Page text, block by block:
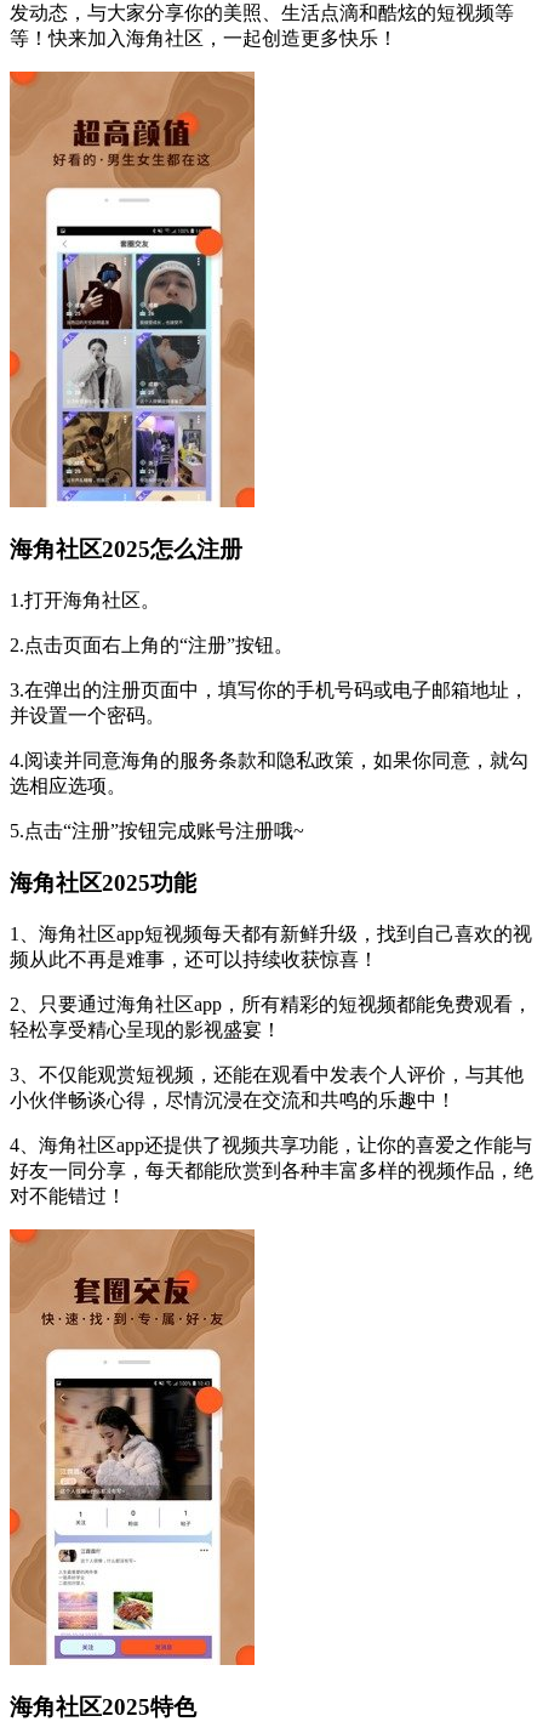
发动态，与大家分享你的美照、生活点滴和酷炫的短视频等
等！快来加入海角社区，一起创造更多快乐！
海角社区2025怎么注册
1.打开海角社区。
2.点击页面右上角的“注册”按钮。
3.在弹出的注册页面中，填写你的手机号码或电子邮箱地址，
并设置一个密码。
4.阅读并同意海角的服务条款和隐私政策，如果你同意，就勾
选相应选项。
5.点击“注册”按钮完成账号注册哦~
海角社区2025功能
1、海角社区app短视频每天都有新鲜升级，找到自己喜欢的视
频从此不再是难事，还可以持续收获惊喜！
2、只要通过海角社区app，所有精彩的短视频都能免费观看，
轻松享受精心呈现的影视盛宴！
3、不仅能观赏短视频，还能在观看中发表个人评价，与其他
小伙伴畅谈心得，尽情沉浸在交流和共鸣的乐趣中！
4、海角社区app还提供了视频共享功能，让你的喜爱之作能与
好友一同分享，每天都能欣赏到各种丰富多样的视频作品，绝
对不能错过！
海角社区2025特色